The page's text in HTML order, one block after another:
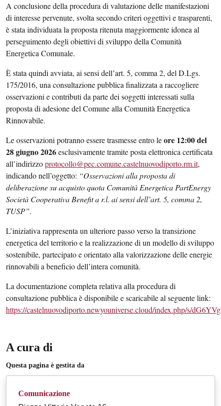
A conclusione della procedura di valutazione delle manifestazioni
di interesse pervenute, svolta secondo criteri oggettivi e trasparenti,
è stata individuata la proposta ritenuta maggiormente idonea al
perseguimento degli obiettivi di sviluppo della Comunità
Energetica Comunale.
È stata quindi avviata, ai sensi dell’art. 5, comma 2, del D.Lgs.
175/2016, una consultazione pubblica finalizzata a raccogliere
osservazioni e contributi da parte dei soggetti interessati sulla
proposta di adesione del Comune alla Comunità Energetica
Rinnovabile.
Le osservazioni potranno essere trasmesse entro leore 12:00 del
28 giugno 2026esclusivamente tramite posta elettronica certificata
all’indirizzoprotocollo@pec.comune.castelnuovodiporto.rm.it,
indicando nell’oggetto: “Osservazioni alla proposta di
deliberazione su acquisto quota Comunità Energetica PartEnergy
Società Cooperativa Benefit a r.l. ai sensi dell’art. 5, comma 2,
TUSP”.
L’iniziativa rappresenta un ulteriore passo verso la transizione
energetica del territorio e la realizzazione di un modello di sviluppo
sostenibile, partecipato e orientato alla valorizzazione delle energie
rinnovabili a beneficio dell’intera comunità.
La documentazione completa relativa alla procedura di
consultazione pubblica è disponibile e scaricabile al seguente link:
https://castelnuovodiporto.newyouniverse.cloud/index.php/s/
A cura di
Questa pagina è gestita da
Comunicazione